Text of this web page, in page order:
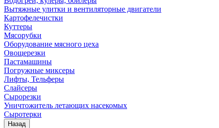
Вытяжные улитки и вентиляторные двигатели
Картофелечистки
Куттеры
Мясорубки
Оборудование мясного цеха
Овощерезки
Пастамашины
Погружные миксеры
Лифты, Тельферы
Слайсеры
Сырорезки
Уничтожитель летающих насекомых
Сыротерки
Назад